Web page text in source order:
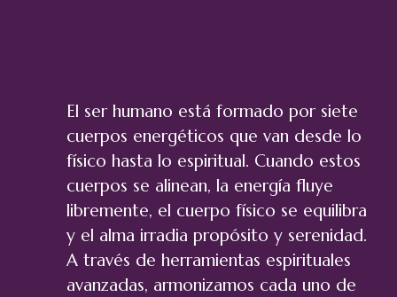
El ser humano está formado por siete
cuerpos energéticos que van desde lo
físico hasta lo espiritual. Cuando estos
cuerpos se alinean, la energía fluye
libremente, el cuerpo físico se equilibra
y el alma irradia propósito y serenidad.
A través de herramientas espirituales
avanzadas, armonizamos cada uno de